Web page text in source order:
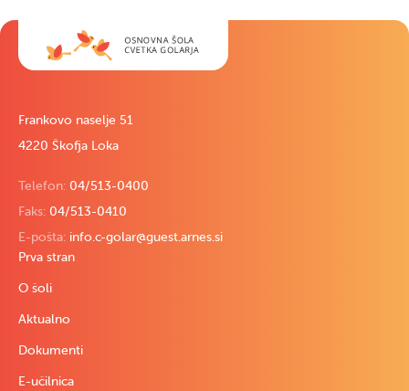
Frankovo naselje 51
4220 Škofja Loka
Telefon: 04/513-0400
Faks: 04/513-0410
E-pošta: info.c-golar@guest.arnes.si
Prva stran
O šoli
Aktualno
Dokumenti
E-učilnica